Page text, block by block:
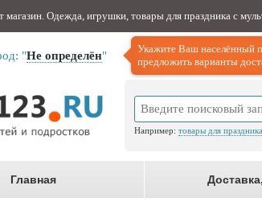
магазин. Одежда, игрушки, товары для праздника с
"Не определён"
Укажите Ваш населённый
предложить варианты
Например: товары для
Главная